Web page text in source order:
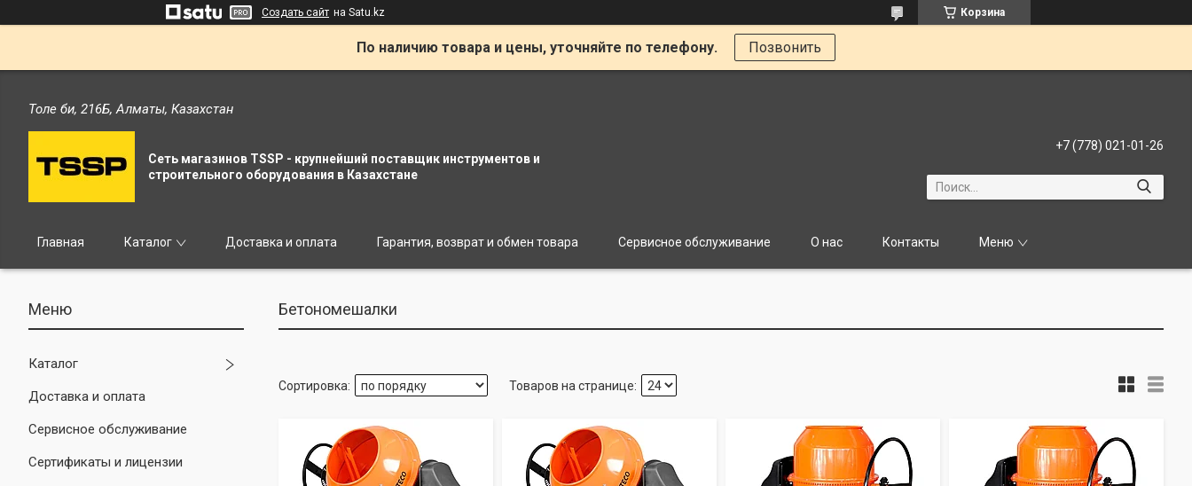
Создать сайт на Satu.kz Корзина
По наличию товара и цены, уточняйте по телефону. Позвонить
Толе би, 216Б, Алматы, Казахстан
Сеть магазинов TSSP - крупнейший поставщик инструментов и
строительного оборудования в Казахстане
+7 (778) 021-01-26
Главная Каталог Доставка и оплата Гарантия, возврат и обмен товара Сервисное обслуживание О нас Контакты Меню
Каталог
Доставка и оплата
Сервисное обслуживание
Сертификаты и лицензии
Бетономешалки